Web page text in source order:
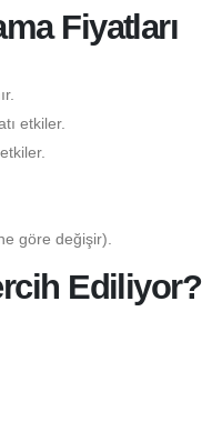
Fiyatları
etkiler.
göre değişir).
Ediliyor?